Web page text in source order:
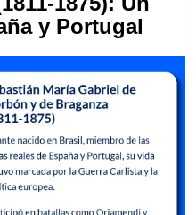
y Portugal